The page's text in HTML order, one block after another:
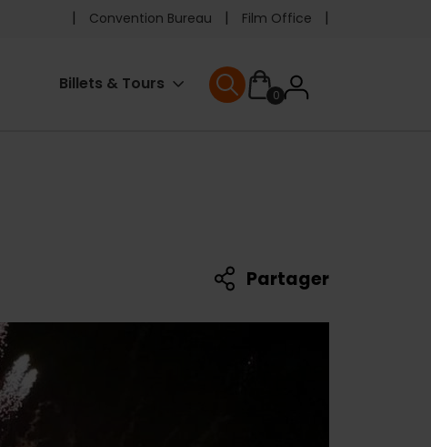
Pre
header
Convention Bureau Film Office
Billets & Tours
0User
User menu
Partager